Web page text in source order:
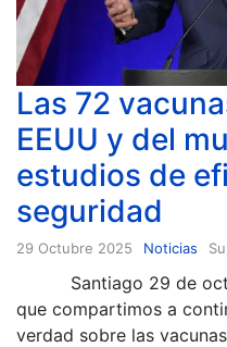
Las 72
EEUU y del
estudios de
seguridad
29 Octubre 2025 Noticias
Santiago 29 de
que compartimos a
verdad sobre las